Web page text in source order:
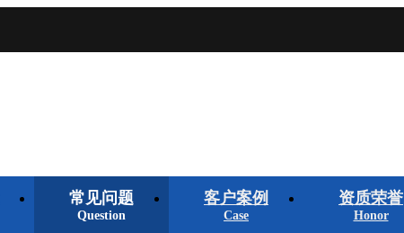
常见问题
Question
客户案例
Case
资质荣誉
Honor